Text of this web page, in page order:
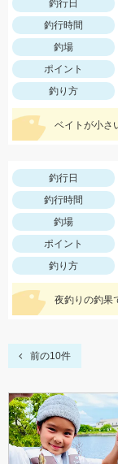
釣行日
釣行時間
釣場
ポイント
釣り方
釣行日
釣行時間
釣場
ポイント
釣り方
前の10件